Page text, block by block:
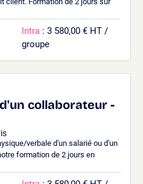
Intra : 3 580,00 € HT /
groupe
collaborateur -
verbale d'un salarié ou d'un
formation de 2 jours en